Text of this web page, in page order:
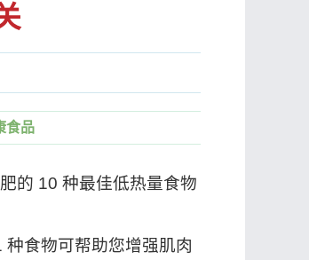
食品
的 10 种最佳低热量食物
种食物可帮助您增强肌肉